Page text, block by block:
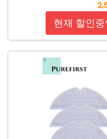
현재 할인